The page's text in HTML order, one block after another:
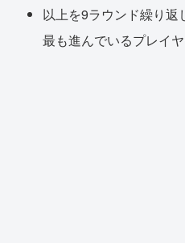
以上を9ラウンド繰り
最も進んでいるプレイヤ